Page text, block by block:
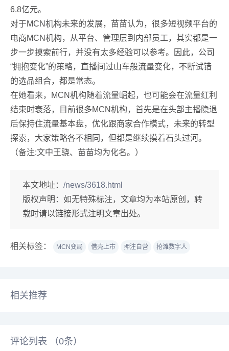
6.8亿元。
对于MCN机构未来的发展，苗苗认为，很多短视频平台的
电商MCN机构，从平台、管理层到内部员工，其实都是一
步一步摸索前行，并没有太多经验可以参考。因此，公司
“拥抱变化”的策略，直播间过山车般流量变化，不断试错
的选品组合，都是常态。
在她看来，MCN机构随着流量崛起，也可能会在流量红利
结束时衰落，目前很多MCN机构，首先是在头部主播隐退
后保持住流量基本盘，优化跟商家合作模式，未来的转型
探索，大家策略各不相同，但都是继续摸着石头过河。
（备注:文中王骁、苗苗均为化名。）
本文地址： /news/3618.html
版权声明： 如无特殊标注，文章均为本站原创，转
载时请以链接形式注明文章出处。
相关标签： MCN变局 借壳上市 押注自营 抢滩数字人
相关推荐
评论列表 （0条）